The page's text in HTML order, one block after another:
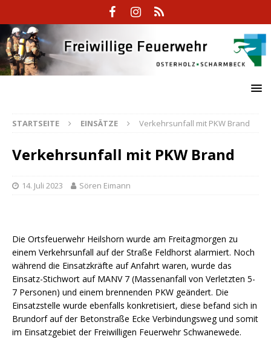
STARTSEITE EINSÄTZE Verkehrsunfall mit PKW Brand
Verkehrsunfall mit PKW Brand
14. Juli 2023 Sören Eimann
Die Ortsfeuerwehr Heilshorn wurde am Freitagmorgen zu
einem Verkehrsunfall auf der Straße Feldhorst alarmiert. Noch
während die Einsatzkräfte auf Anfahrt waren, wurde das
Einsatz-Stichwort auf MANV 7 (Massenanfall von Verletzten 5-
7 Personen) und einem brennenden PKW geändert. Die
Einsatzstelle wurde ebenfalls konkretisiert, diese befand sich in
Brundorf auf der Betonstraße Ecke Verbindungsweg und somit
im Einsatzgebiet der Freiwilligen Feuerwehr Schwanewede.